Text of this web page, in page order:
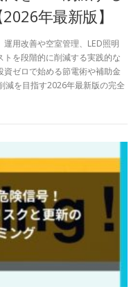
年最新版】
用改善や空室管理、LED照明
を段階的に削減する実践的な
ゼロで始める節電術や補助金
減を目指す2026年最新版の完全